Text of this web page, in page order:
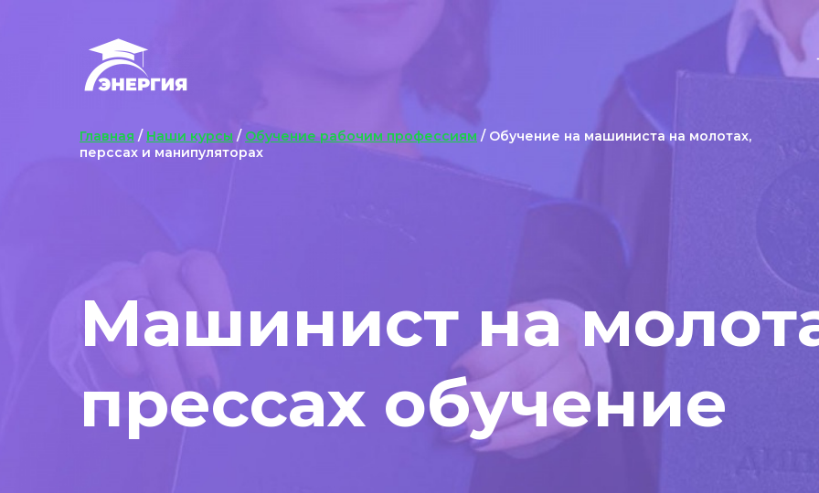
Машинист на
прессах обучение
Главная / Наши курсы / Обучение рабочим профессиям / Обучение на машиниста на молотах,
перссах и манипуляторах